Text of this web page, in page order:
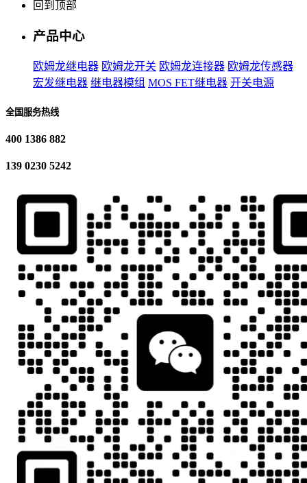
回到顶部
产品中心
欧姆龙继电器 欧姆龙开关 欧姆龙连接器 欧姆龙传感器
宏发继电器 继电器模组 MOS FET继电器 开关电源
全国服务热线
400 1386 882
139 0230 5242